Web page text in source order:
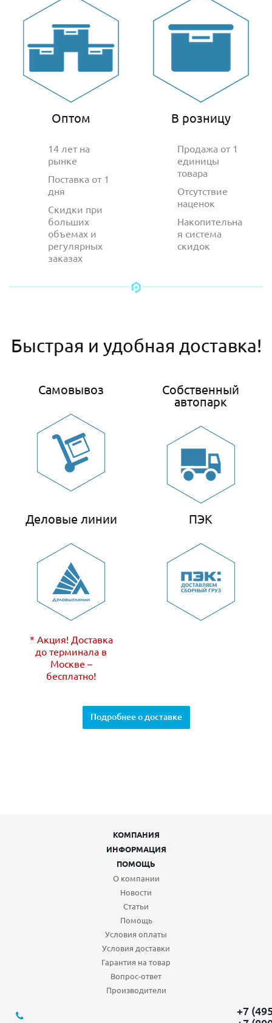
Оптом
14 лет на
рынке
Поставка от 1
дня
Скидки при
больших
объемах и
регулярных
заказах
В розницу
Продажа от 1
единицы
товара
Отсутствие
наценок
Накопительна
я система
скидок
Быстрая и удобная доставка!
Самовывоз
Собственный
автопарк
Деловые линии
* Акция! Доставка
до терминала в
Москве –
бесплатно!
ПЭК
Подробнее о доставке
КОМПАНИЯ
ИНФОРМАЦИЯ
ПОМОЩЬ
О компании
Новости
Статьи
Помощь
Условия оплаты
Условия доставки
Гарантия на товар
Вопрос-ответ
Производители
+7